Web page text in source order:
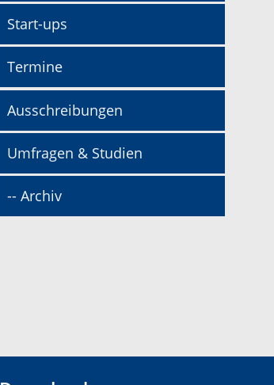
Start-ups
Termine
Ausschreibungen
Umfragen & Studien
-- Archiv